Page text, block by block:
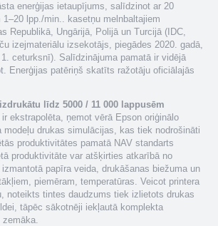
enerģijas ietaupījums, salīdzinot ar 20
lpp./min.. kasetņu melnbaltajiem
Republikā, Ungārijā, Polijā un Turcijā (IDC,
izejmateriālu izsekotājs, piegādes 2020. gadā,
ceturksnī). Salīdzinājuma pamatā ir vidējā
Enerģijas patēriņš skatīts ražotāju oficiālajās
līdz 5000 / 11 000 lappusēm
ekstrapolēta, ņemot vērā Epson oriģinālo
modeļu drukas simulācijas, kas tiek nodrošināti
produktivitātes pamatā NAV standarts
produktivitāte var atšķirties atkarībā no
papīra veida, drukāšanas biežuma un
piemēram, temperatūras. Veicot printera
noteikts tintes daudzums tiek izlietots drukas
tāpēc sākotnēji iekļautā komplekta
zemāka.